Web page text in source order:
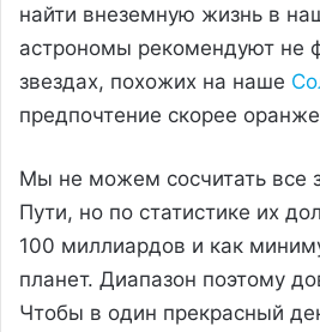
найти внеземную жизнь в
астрономы рекомендуют не
звездах, похожих на наше
предпочтение скорее
Мы не можем сосчитать все
Пути, но по статистике их
100 миллиардов и как
планет. Диапазон поэтому
Чтобы в один прекрасный